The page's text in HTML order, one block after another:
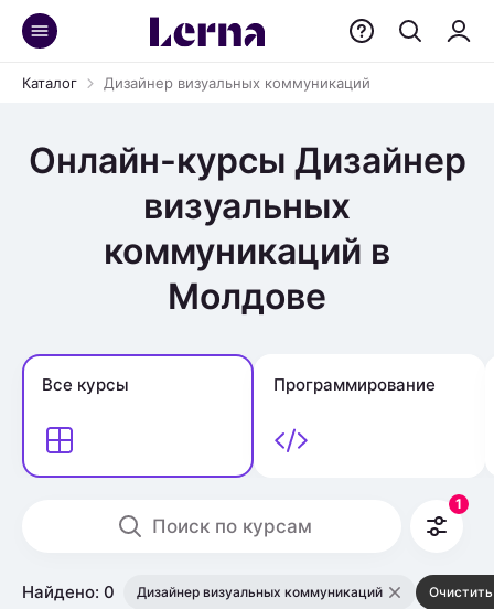
Каталог Дизайнер визуальных коммуникаций
Онлайн-курсы Дизайнер
визуальных
коммуникаций в
Молдове
Все курсы Программирование
Поиск по курсам
1
Найдено: 0 Дизайнер визуальных коммуникаций